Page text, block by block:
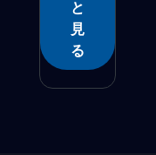
と
見
る